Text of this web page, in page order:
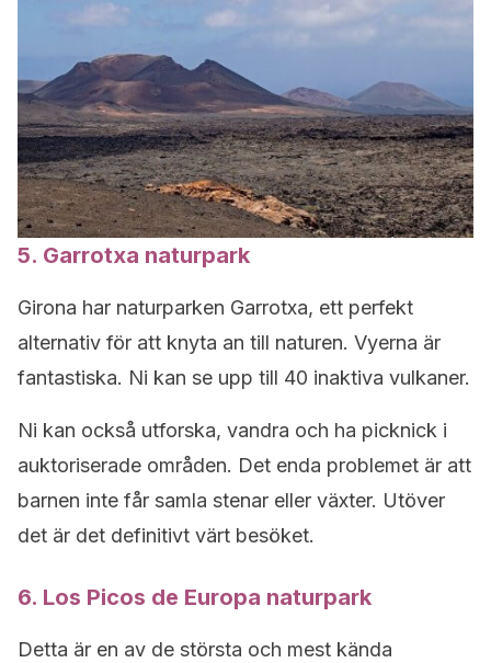
5. Garrotxa naturpark
Girona har naturparken Garrotxa, ett perfekt
alternativ för att knyta an till naturen. Vyerna är
fantastiska. Ni kan se upp till 40 inaktiva vulkaner.
Ni kan också utforska, vandra och ha picknick i
auktoriserade områden. Det enda problemet är att
barnen inte får samla stenar eller växter. Utöver
det är det definitivt värt besöket.
6. Los Picos de Europa naturpark
Detta är en av de största och mest kända